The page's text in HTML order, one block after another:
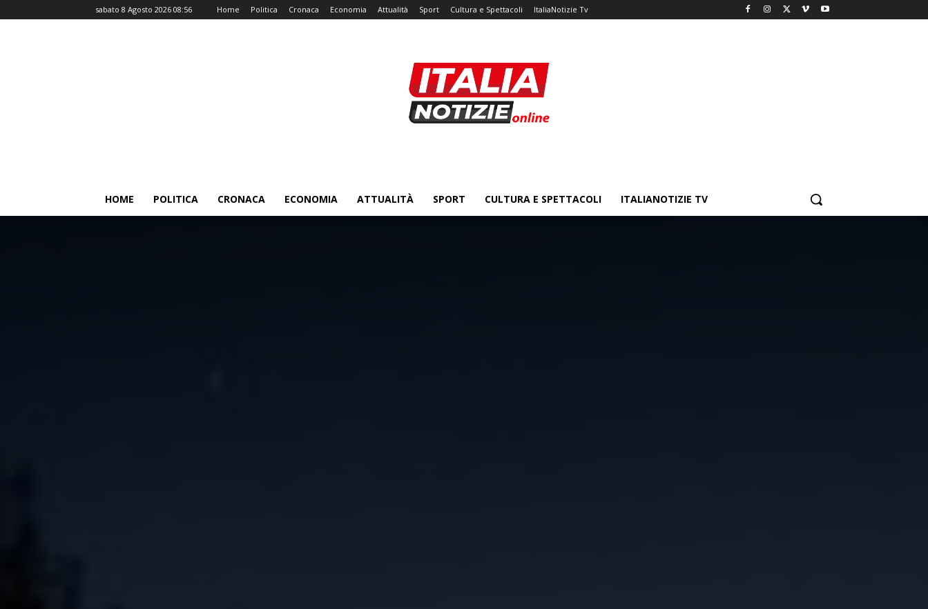
sabato 8 Agosto 2026 08:56 Home Politica Cronaca Economia Attualità Sport Cultura e Spettacoli ItaliaNotizie Tv
HOME POLITICA CRONACA ECONOMIA ATTUALITÀ SPORT CULTURA E SPETTACOLI ITALIANOTIZIE TV